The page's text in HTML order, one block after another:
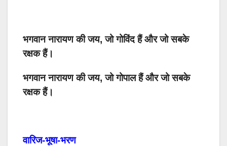
भगवान नारायण की जय, जो गोविंद हैं और जो सबके
रक्षक हैं।
भगवान नारायण की जय, जो गोपाल हैं और जो सबके
रक्षक हैं।
वारिज-भूषा-भरण